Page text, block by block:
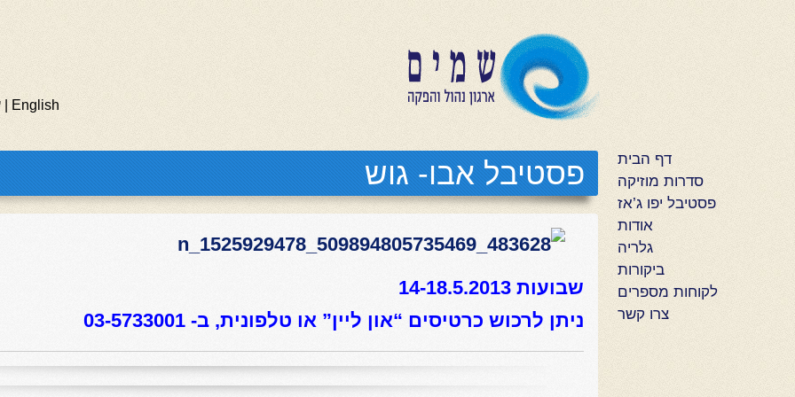
English
|
דף הבית
סדרות מוזיקה
פסטיבל יפו ג’אז
אודות
גלריה
ביקורות
לקוחות מספרים
צרו קשר
פסטיבל אבו- גוש
שבועות 14-18.5.2013
ניתן לרכוש כרטיסים “און ליין” או טלפונית, ב- 03-5733001